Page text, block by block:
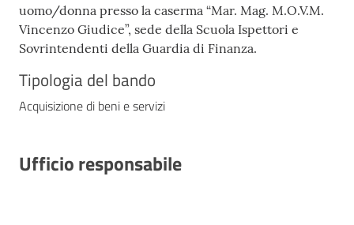
uomo/donna presso la caserma “Mar. Mag. M.O.V.M.
Vincenzo Giudice”, sede della Scuola Ispettori e
Sovrintendenti della Guardia di Finanza.
Tipologia del bando
Acquisizione di beni e servizi
Ufficio responsabile